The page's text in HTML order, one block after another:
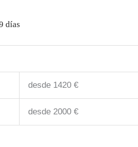
días
desde 1420 €
desde 2000 €